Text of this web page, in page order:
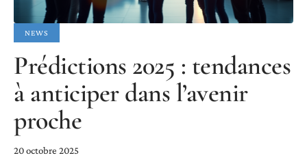
NEWS
Prédictions 2025 : tendances
à anticiper dans l’avenir
proche
20 octobre 2025